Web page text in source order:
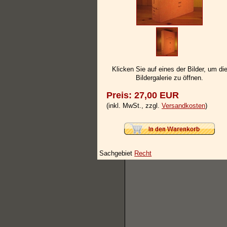
Klicken Sie auf eines der Bilder, um die
Bildergalerie zu öffnen.
Preis: 27,00 EUR
(inkl. MwSt., zzgl. Versandkosten)
Sachgebiet Recht